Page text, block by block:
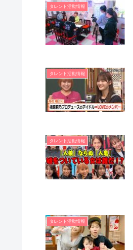
タレント活動情報
タレント活動情報
タレント活動情報
タレント活動情報